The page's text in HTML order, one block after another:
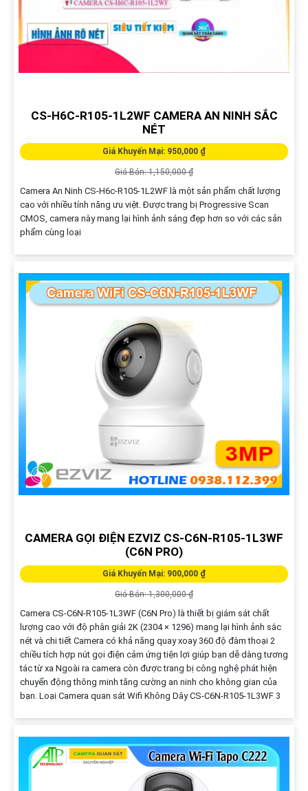
CS-H6C-R105-1L2WF CAMERA AN NINH SẮC
NÉT
Giá Khuyến Mại: 950,000 ₫
Giá Bán: 1,150,000 ₫
Camera An Ninh CS-H6c-R105-1L2WF là một sản phẩm chất lượng
cao với nhiều tính năng ưu việt. Được trang bị Progressive Scan
CMOS, camera này mang lại hình ảnh sáng đẹp hơn so với các sản
phẩm cùng loại
CAMERA GỌI ĐIỆN EZVIZ CS-C6N-R105-1L3WF
(C6N PRO)
Giá Khuyến Mại: 900,000 ₫
Giá Bán: 1,300,000 ₫
Camera CS-C6N-R105-1L3WF (C6N Pro) là thiết bị giám sát chất
lượng cao với độ phân giải 2K (2304 × 1296) mang lại hình ảnh sắc
nét và chi tiết Camera có khả năng quay xoay 360 độ đàm thoại 2
chiều tích hợp nút gọi điện cảm ứng tiện lợi giúp bạn dễ dàng tương
tác từ xa Ngoài ra camera còn được trang bị công nghệ phát hiện
chuyển động thông minh tăng cường an ninh cho không gian của
bạn. Loại Camera quan sát Wifi Không Dây CS-C6N-R105-1L3WF 3